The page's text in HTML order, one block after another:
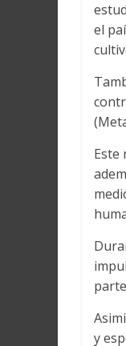
el
Este
y